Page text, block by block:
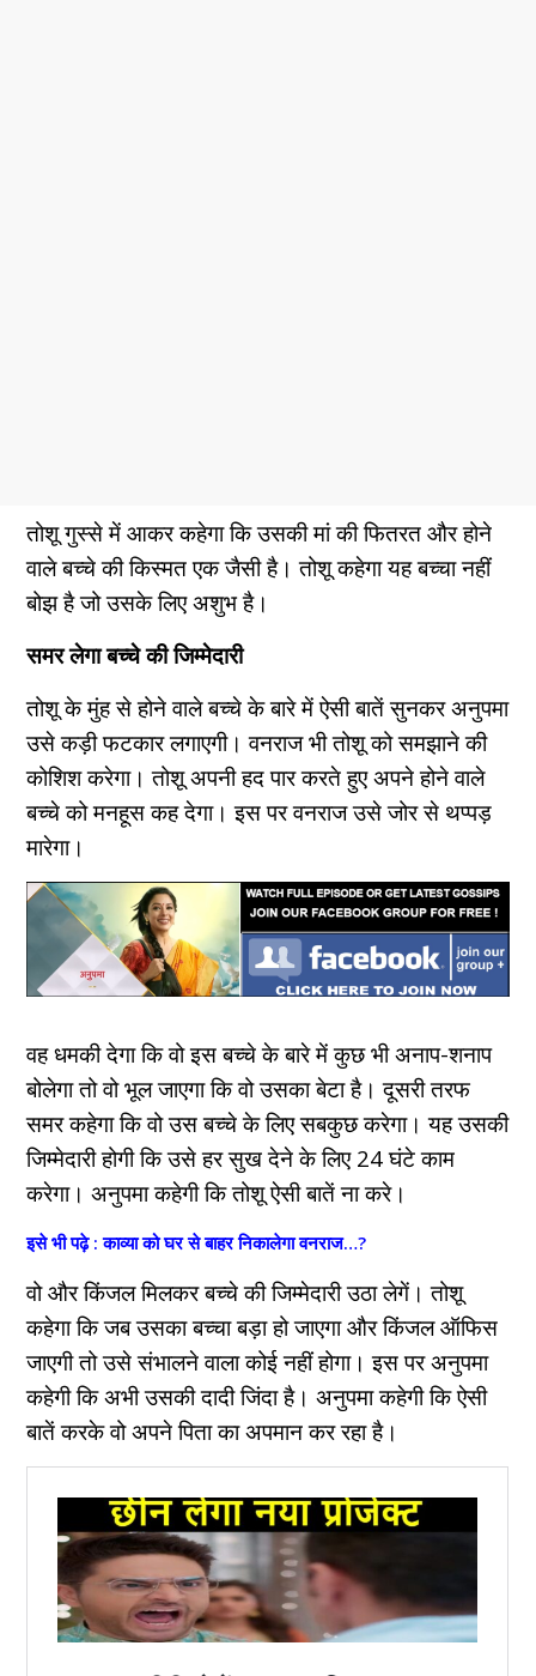
तोशू गुस्से में आकर कहेगा कि उसकी मां की फितरत और होने
वाले बच्चे की किस्मत एक जैसी है। तोशू कहेगा यह बच्चा नहीं
बोझ है जो उसके लिए अशुभ है।
समर लेगा बच्चे की जिम्मेदारी
तोशू के मुंह से होने वाले बच्चे के बारे में ऐसी बातें सुनकर अनुपमा
उसे कड़ी फटकार लगाएगी। वनराज भी तोशू को समझाने की
कोशिश करेगा। तोशू अपनी हद पार करते हुए अपने होने वाले
बच्चे को मनहूस कह देगा। इस पर वनराज उसे जोर से थप्पड़
मारेगा।
वह धमकी देगा कि वो इस बच्चे के बारे में कुछ भी अनाप-शनाप
बोलेगा तो वो भूल जाएगा कि वो उसका बेटा है। दूसरी तरफ
समर कहेगा कि वो उस बच्चे के लिए सबकुछ करेगा। यह उसकी
जिम्मेदारी होगी कि उसे हर सुख देने के लिए 24 घंटे काम
करेगा। अनुपमा कहेगी कि तोशू ऐसी बातें ना करे।
इसे भी पढ़े : काव्या को घर से बाहर निकालेगा वनराज…?
वो और किंजल मिलकर बच्चे की जिम्मेदारी उठा लेगें। तोशू
कहेगा कि जब उसका बच्चा बड़ा हो जाएगा और किंजल ऑफिस
जाएगी तो उसे संभालने वाला कोई नहीं होगा। इस पर अनुपमा
कहेगी कि अभी उसकी दादी जिंदा है। अनुपमा कहेगी कि ऐसी
बातें करके वो अपने पिता का अपमान कर रहा है।